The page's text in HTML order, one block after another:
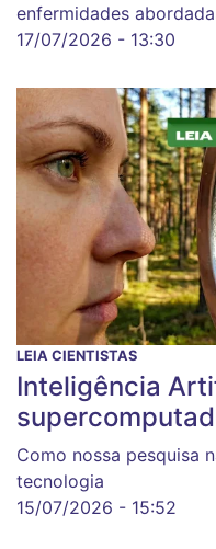
enfermidades
17/07/2026 - 13:30
LEIA CIENTISTAS
Inteligência
Como nossa pesquisa
tecnologia
15/07/2026 - 15:52